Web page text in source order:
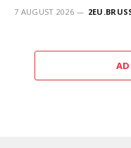
7 AUGUST 2026